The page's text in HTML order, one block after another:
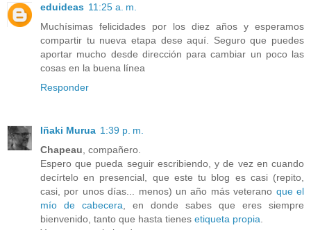
eduideas 11:25 a. m.
Muchísimas felicidades por los diez años y esperamos
compartir tu nueva etapa dese aquí. Seguro que puedes
aportar mucho desde dirección para cambiar un poco las
cosas en la buena línea
Responder
Iñaki Murua 1:39 p. m.
Chapeau , compañero.
Espero que pueda seguir escribiendo, y de vez en cuando
decírtelo en presencial, que este tu blog es casi (repito,
casi, por unos días... menos) un año más veterano que el
mío de cabecera , en donde sabes que eres siempre
bienvenido, tanto que hasta tienes etiqueta propia